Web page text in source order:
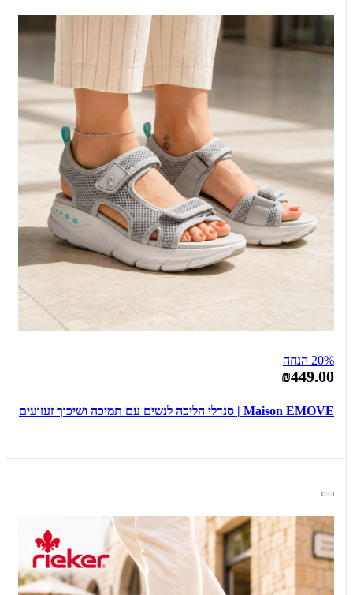
20% הנחה
₪449.00
Maison EMOVE | סנדלי הליכה לנשים עם תמיכה ושיכוך זעזועים